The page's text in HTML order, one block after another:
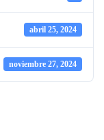
abril 25, 2024
noviembre 27, 2024